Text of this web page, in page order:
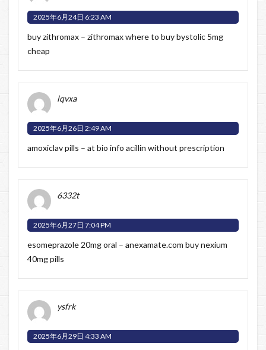
2025年6月24日 6:23 AM
buy zithromax – zithromax where to buybystolic 5mg
cheap
lqvxa
2025年6月26日 2:49 AM
amoxiclav pills – at bio info acillin without prescription
6332t
2025年6月27日 7:04 PM
esomeprazole 20mg oral – anexamate.com buy nexium
40mg pills
ysfrk
2025年6月29日 4:33 AM